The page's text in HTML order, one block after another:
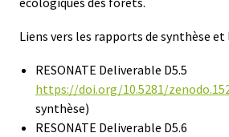
Liens vers les rapports de synthèse
RESONATE Deliverable D5.5
https://doi.org/10.5281/
synthèse)
RESONATE Deliverable D5.6